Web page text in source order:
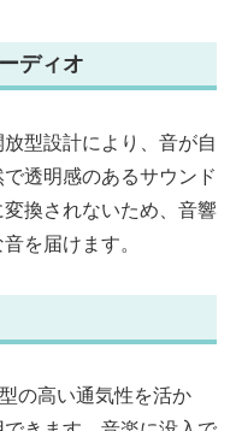
ディオ
型設計により、音が自
透明感のあるサウンド
換されないため、音響
を届けます。
の高い通気性を活か